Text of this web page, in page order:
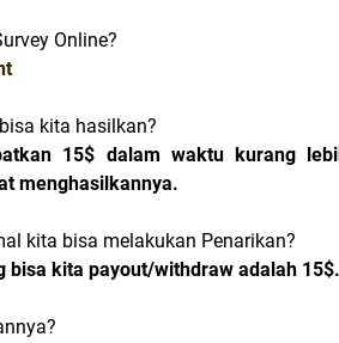
Online?
kita hasilkan?
15$ dalam waktu kurang
menghasilkannya.
kita bisa melakukan Penarikan?
bisa kita payout/withdraw adalah 15$.